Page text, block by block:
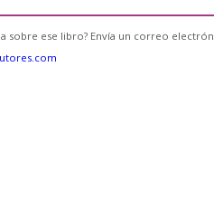
sobre ese libro? Envía un correo